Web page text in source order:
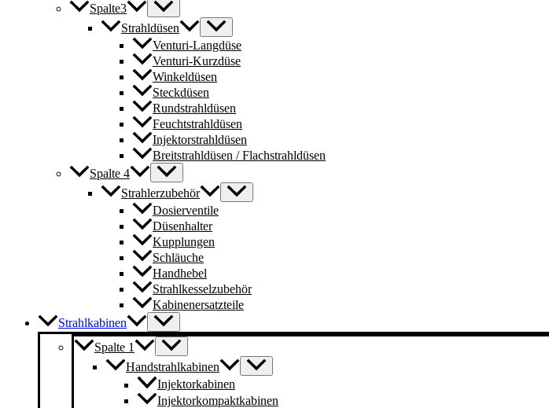
Spalte3
Strahldüsen
Venturi-Langdüse
Venturi-Kurzdüse
Winkeldüsen
Steckdüsen
Rundstrahldüsen
Feuchtstrahldüsen
Injektorstrahldüsen
Breitstrahldüsen / Flachstrahldüsen
Spalte 4
Strahlerzubehör
Dosierventile
Düsenhalter
Kupplungen
Schläuche
Handhebel
Strahlkesselzubehör
Kabinenersatzteile
Strahlkabinen
Spalte 1
Handstrahlkabinen
Injektorkabinen
Injektorkompaktkabinen